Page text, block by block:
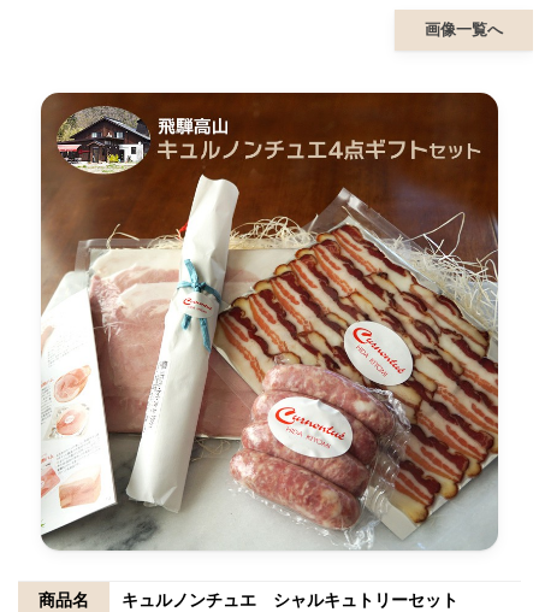
画像一覧へ
商品名
キュルノンチュエ シャルキュトリーセット